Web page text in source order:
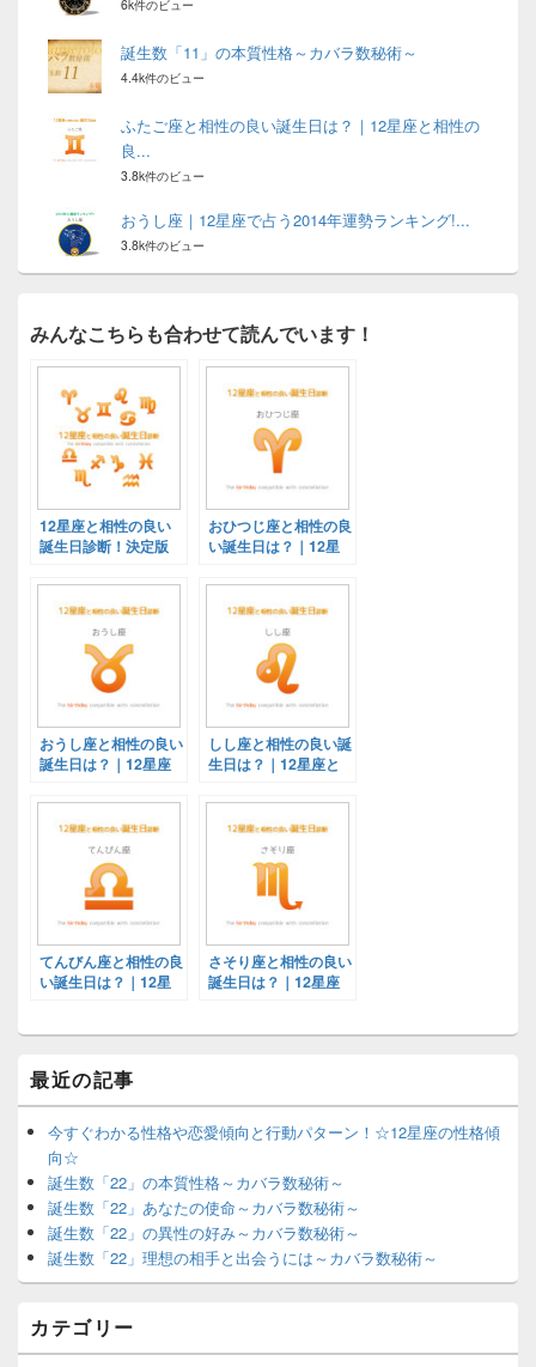
6k件のビュー
誕生数「11」の本質性格～カバラ数秘術～
4.4k件のビュー
ふたご座と相性の良い誕生日は？｜12星座と相性の
良...
3.8k件のビュー
おうし座｜12星座で占う2014年運勢ランキング!...
3.8k件のビュー
みんなこちらも合わせて読んでいます！
12星座と相性の良い
誕生日診断！決定版
おひつじ座と相性の良
い誕生日は？｜12星
診断！決定版
おうし座と相性の良い
誕生日は？｜12星座
断！決定版
しし座と相性の良い誕
生日は？｜12星座と
断！決定版
てんびん座と相性の良
い誕生日は？｜12星
さそり座と相性の良い
誕生日は？｜12星座
最近の記事
今すぐわかる性格や恋愛傾向と行動パターン！☆12星座の性格傾
向☆
誕生数「22」の本質性格～カバラ数秘術～
誕生数「22」あなたの使命～カバラ数秘術～
誕生数「22」の異性の好み～カバラ数秘術～
誕生数「22」理想の相手と出会うには～カバラ数秘術～
カテゴリー